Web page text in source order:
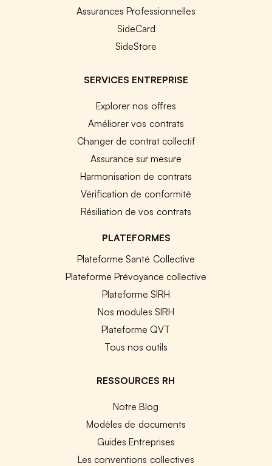
Assurances Professionnelles
SideCard
SideStore
SERVICES ENTREPRISE
Explorer nos offres
Améliorer vos contrats
Changer de contrat collectif
Assurance sur mesure
Harmonisation de contrats
Vérification de conformité
Résiliation de vos contrats
PLATEFORMES
Plateforme Santé Collective
Plateforme Prévoyance collective
Plateforme SIRH
Nos modules SIRH
Plateforme QVT
Tous nos outils
RESSOURCES RH
Notre Blog
Modèles de documents
Guides Entreprises
Les conventions collectives